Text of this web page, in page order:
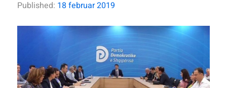
Published: 18 februar 2019